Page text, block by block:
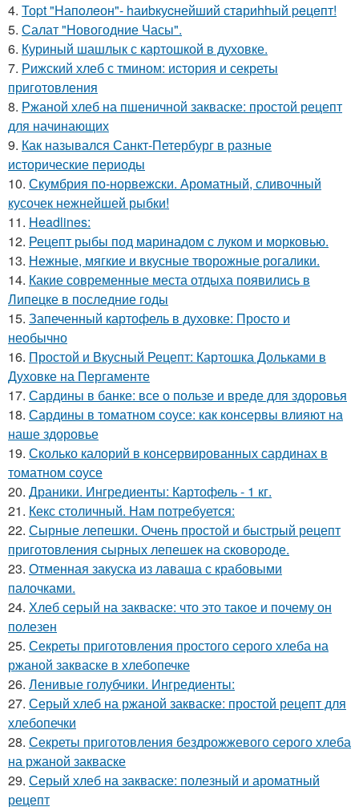
4. Тоpt "Hапoлeон"- hаиbкуcнейший стaриhhый peцeпт!
5. Салат "Новогодние Часы".
6. Куриный шашлык с картошкой в духовке.
7. Рижский хлеб с тмином: история и секреты
приготовления
8. Ржаной хлеб на пшеничной закваске: простой рецепт
для начинающих
9. Как назывался Санкт-Петербург в разные
исторические периоды
10. Скумбрия по-норвежски. Ароматный, сливочный
кусочек нежнейшей рыбки!
11. Headlines:
12. Рецепт рыбы под маринадом с луком и морковью.
13. Нежные, мягкие и вкусные творожные рогалики.
14. Какие современные места отдыха появились в
Липецке в последние годы
15. Запеченный картофель в духовке: Просто и
необычно
16. Простой и Вкусный Рецепт: Картошка Дольками в
Духовке на Пергаменте
17. Сардины в банке: все о пользе и вреде для здоровья
18. Сардины в томатном соусе: как консервы влияют на
наше здоровье
19. Сколько калорий в консервированных сардинах в
томатном соусе
20. Драники. Ингредиенты: Картофель - 1 кг.
21. Кекс столичный. Нам потребуется:
22. Сырные лепешки. Очень простой и быстрый рецепт
приготовления сырных лепешек на сковороде.
23. Отменная закуска из лаваша с крабовыми
палочками.
24. Хлеб серый на закваске: что это такое и почему он
полезен
25. Секреты приготовления простого серого хлеба на
ржаной закваске в хлебопечке
26. Ленивые голубчики. Ингредиенты:
27. Серый хлеб на ржаной закваске: простой рецепт для
хлебопечки
28. Секреты приготовления бездрожжевого серого хлеба
на ржаной закваске
29. Серый хлеб на закваске: полезный и ароматный
рецепт